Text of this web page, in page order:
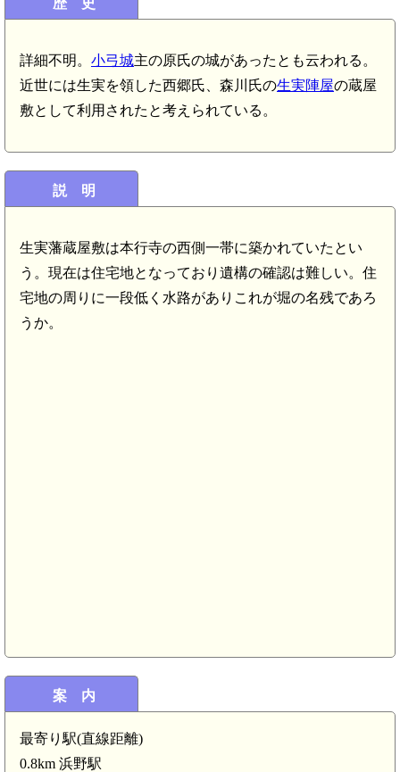
詳細不明。 小弓城主の原氏の城があったとも云われる。
近世には生実を領した西郷氏、森川氏の生実陣屋の蔵屋
敷として利用されたと考えられている。
説 明
生実藩蔵屋敷は本行寺の西側一帯に築かれていたとい
う。現在は住宅地となっており遺構の確認は難しい。住
宅地の周りに一段低く水路がありこれが堀の名残であろ
うか。
案 内
最寄り駅(直線距離)
0.8km 浜野駅
寒川神社(4.3km)
下総 亥鼻城(5.1km)